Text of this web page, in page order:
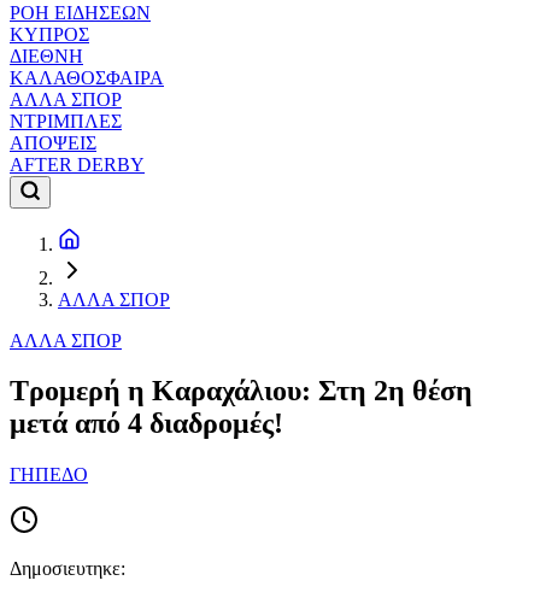
ΡΟΗ ΕΙΔΗΣΕΩΝ
ΚΥΠΡΟΣ
ΔΙΕΘΝΗ
ΚΑΛΑΘΟΣΦΑΙΡΑ
ΑΛΛΑ ΣΠΟΡ
ΝΤΡΙΜΠΛΕΣ
ΑΠΟΨΕΙΣ
AFTER DERBY
ΑΛΛΑ ΣΠΟΡ
ΑΛΛΑ ΣΠΟΡ
Τρομερή η Καραχάλιου: Στη 2η θέση
μετά από 4 διαδρομές!
ΓΗΠΕΔΟ
Δημοσιευτηκε: